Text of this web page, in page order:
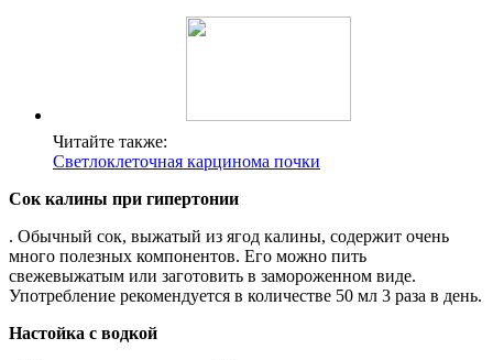
Читайте также:
Светлоклеточная карцинома почки
Сок калины при гипертонии
. Обычный сок, выжатый из ягод калины, содержит очень
много полезных компонентов. Его можно пить
свежевыжатым или заготовить в замороженном виде.
Употребление рекомендуется в количестве 50 мл 3 раза в день.
Настойка с водкой